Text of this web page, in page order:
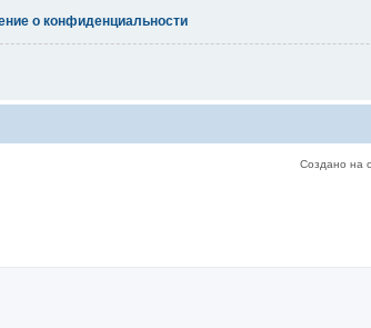
о конфиденциальности
Создано на